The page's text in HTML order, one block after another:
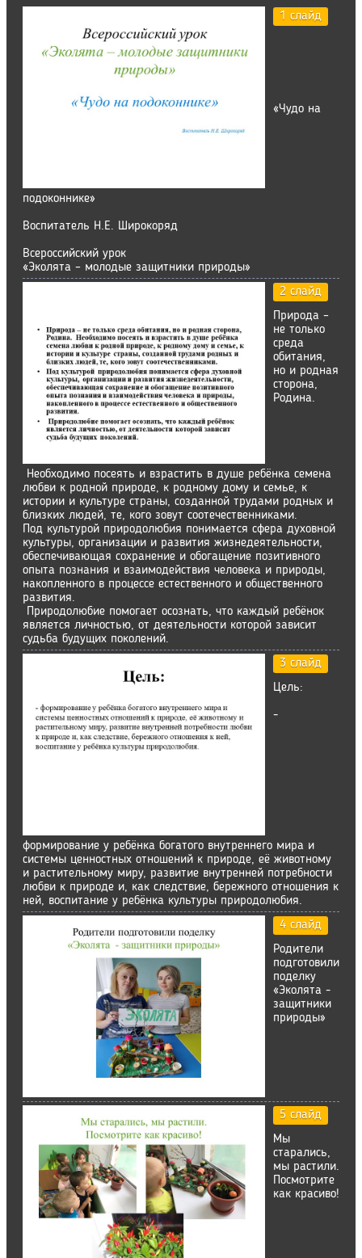
1 слайд
«Чудо на
подоконнике»
Воспитатель Н.Е. Широкоряд
Всероссийский урок
«Эколята – молодые защитники природы»
2 слайд
Природа –
не только
среда
обитания,
но и родная
сторона,
Родина.
Необходимо посеять и взрастить в душе ребёнка семена
любви к родной природе, к родному дому и семье, к
истории и культуре страны, созданной трудами родных и
близких людей, те, кого зовут соотечественниками.
Под культурой природолюбия понимается сфера духовной
культуры, организации и развития жизнедеятельности,
обеспечивающая сохранение и обогащение позитивного
опыта познания и взаимодействия человека и природы,
накопленного в процессе естественного и общественного
развития.
Природолюбие помогает осознать, что каждый ребёнок
является личностью, от деятельности которой зависит
судьба будущих поколений.
3 слайд
Цель:
-
формирование у ребёнка богатого внутреннего мира и
системы ценностных отношений к природе, её животному
и растительному миру, развитие внутренней потребности
любви к природе и, как следствие, бережного отношения к
ней, воспитание у ребёнка культуры природолюбия.
4 слайд
Родители
подготовили
поделку
«Эколята -
защитники
природы»
5 слайд
Мы
старались,
мы растили.
Посмотрите
как красиво!